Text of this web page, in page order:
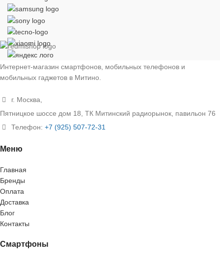
Интернет-магазин смартфонов, мобильных телефонов и
мобильных гаджетов в Митино.
г. Москва,
Пятницкое шоссе дом 18, ТК Митинский радиорынок, павильон 76
Телефон: +7 (925) 507-72-31
Меню
Главная
Бренды
Оплата
Доставка
Блог
Контакты
Смартфоны